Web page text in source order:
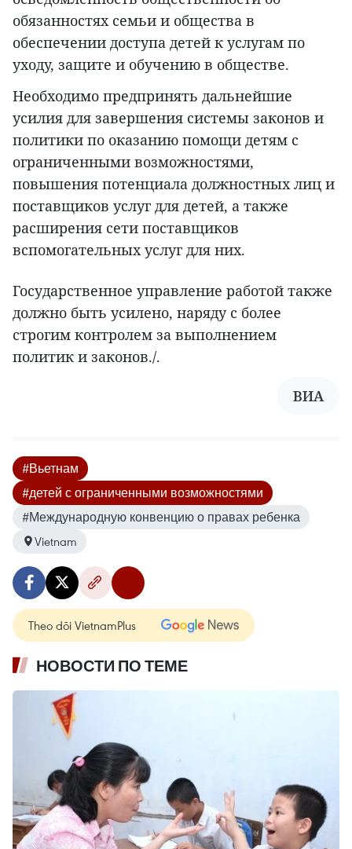
обязанностях семьи и общества в
обеспечении доступа детей к услугам по
уходу, защите и обучению в обществе.
Необходимо предпринять дальнейшие
усилия для завершения системы законов и
политики по оказанию помощи детям с
ограниченными возможностями,
повышения потенциала должностных лиц и
поставщиков услуг для детей, а также
расширения сети поставщиков
вспомогательных услуг для них.
Государственное управление работой также
должно быть усилено, наряду с более
строгим контролем за выполнением
политик и законов./.
ВИА
#Вьетнам
#детей с ограниченными возможностями
#Международную конвенцию о правах ребенка
Vietnam
Theo dõi VietnamPlus
НОВОСТИ ПО ТЕМЕ